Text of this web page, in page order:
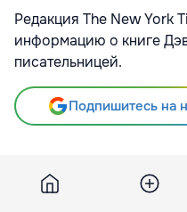
Редакция The New York
информацию о книге
писательницей.
Подпишитесь на